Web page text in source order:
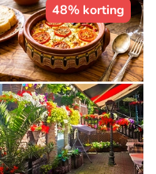
48% korting